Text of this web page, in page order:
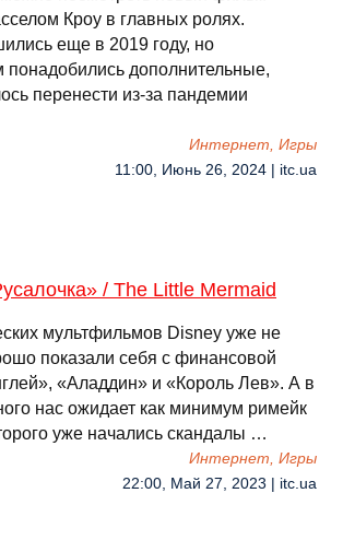
Кроу в главных ролях.
еще в 2019 году, но
понадобились дополнительные,
перенести из-за пандемии
Интернет, Игры
11:00, Июнь 26, 2024 | itc.ua
/ The Little Mermaid
мультфильмов Disney уже не
показали себя с финансовой
«Аладдин» и «Король Лев». А в
нас ожидает как минимум римейк
уже начались скандалы …
Интернет, Игры
22:00, Май 27, 2023 | itc.ua